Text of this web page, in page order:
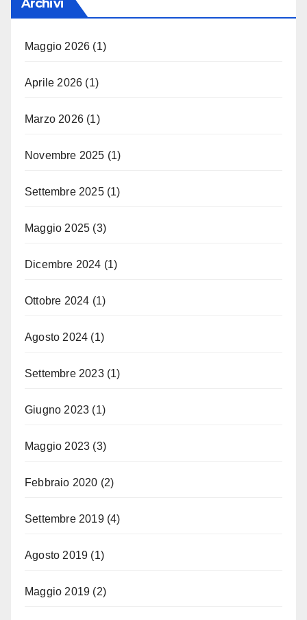
Archivi
Maggio 2026 (1)
Aprile 2026 (1)
Marzo 2026 (1)
Novembre 2025 (1)
Settembre 2025(1)
Maggio 2025 (3)
Dicembre 2024 (1)
Ottobre 2024 (1)
Agosto 2024 (1)
Settembre 2023(1)
Giugno 2023 (1)
Maggio 2023 (3)
Febbraio 2020 (2)
Settembre 2019(4)
Agosto 2019 (1)
Maggio 2019 (2)